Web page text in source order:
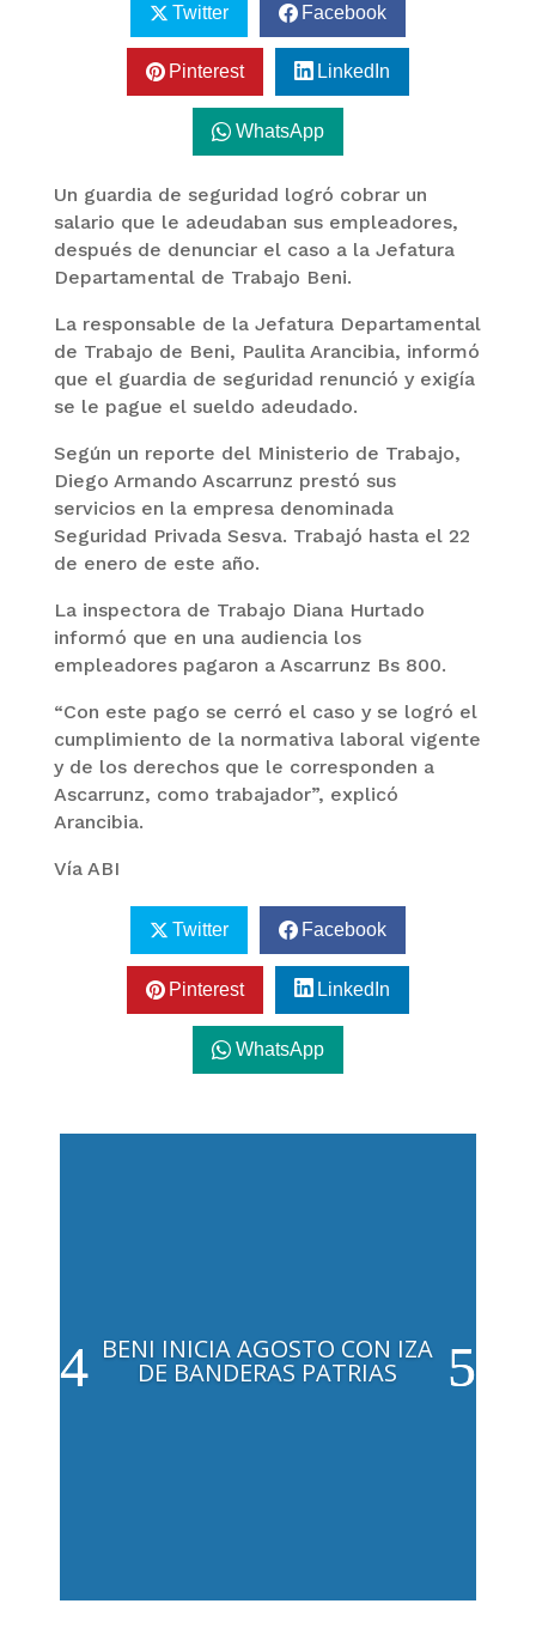
Twitter Facebook
Pinterest LinkedIn
WhatsApp
Un guardia de seguridad logró cobrar un
salario que le adeudaban sus empleadores,
después de denunciar el caso a la Jefatura
Departamental de Trabajo Beni.
La responsable de la Jefatura Departamental
de Trabajo de Beni, Paulita Arancibia, informó
que el guardia de seguridad renunció y exigía
se le pague el sueldo adeudado.
Según un reporte del Ministerio de Trabajo,
Diego Armando Ascarrunz prestó sus
servicios en la empresa denominada
Seguridad Privada Sesva. Trabajó hasta el 22
de enero de este año.
La inspectora de Trabajo Diana Hurtado
informó que en una audiencia los
empleadores pagaron a Ascarrunz Bs 800.
“Con este pago se cerró el caso y se logró el
cumplimiento de la normativa laboral vigente
y de los derechos que le corresponden a
Ascarrunz, como trabajador”, explicó
Arancibia.
Vía ABI
Twitter Facebook
Pinterest LinkedIn
WhatsApp
BENI INICIA AGOSTO CON IZA
DE BANDERAS PATRIAS